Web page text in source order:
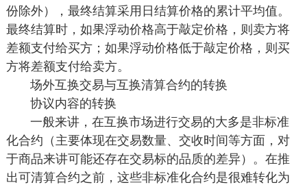
份除外），最终结算采用日结算价格的累计平均值。
最终结算时，如果浮动价格高于敲定价格，则卖方将
差额支付给买方；如果浮动价格低于敲定价格，则买
方将差额支付给卖方。
场外互换交易与互换清算合约的转换
协议内容的转换
一般来讲，在互换市场进行交易的大多是非标准
化合约（主要体现在交易数量、交收时间等方面，对
于商品来讲可能还存在交易标的品质的差异）。在推
出可清算合约之前，这些非标准化合约是很难转化为